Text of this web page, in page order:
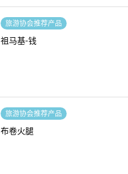
旅游协会推荐产品
祖马基-钱
旅游协会推荐产品
布卷火腿